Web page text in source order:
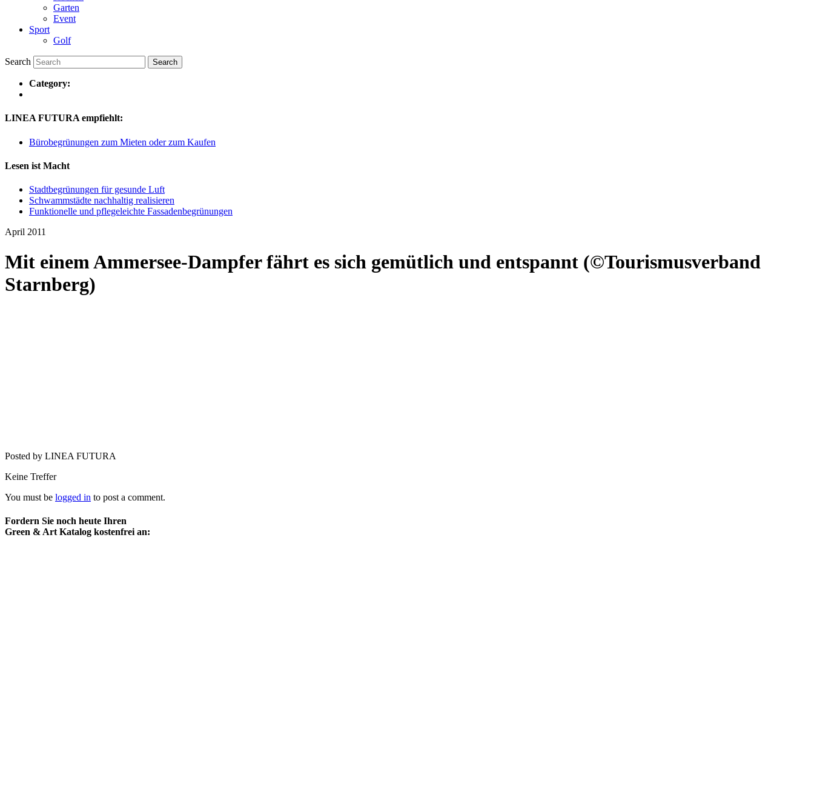
Garten
Event
Sport
Golf
Search
Category:
LINEA FUTURA empfiehlt:
Bürobegrünungen zum Mieten oder zum Kaufen
Lesen ist Macht
Stadtbegrünungen für gesunde Luft
Schwammstädte nachhaltig realisieren
Funktionelle und pflegeleichte Fassadenbegrünungen
April 2011
Mit einem Ammersee-Dampfer fährt es sich gemütlich und entspannt (©Tourismusverband
Starnberg)
Posted by LINEA FUTURA
Keine Treffer
You must be logged in to post a comment.
Fordern Sie noch heute Ihren
Green & Art Katalog kostenfrei an: